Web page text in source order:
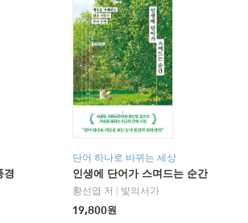
경
단어 하나로 바뀌는 세상
인생에 단어가 스며드는 순간
황선엽 저
빛의서가
19,800원